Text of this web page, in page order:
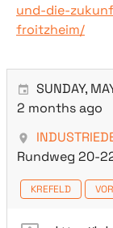
und-die-
froitzheim/
SUNDAY,
2 months ago
Rundweg 20-
KREFELD